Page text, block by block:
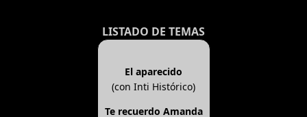
LISTADO DE TEMAS
El aparecido
(con Inti Histórico)
Te recuerdo Amanda